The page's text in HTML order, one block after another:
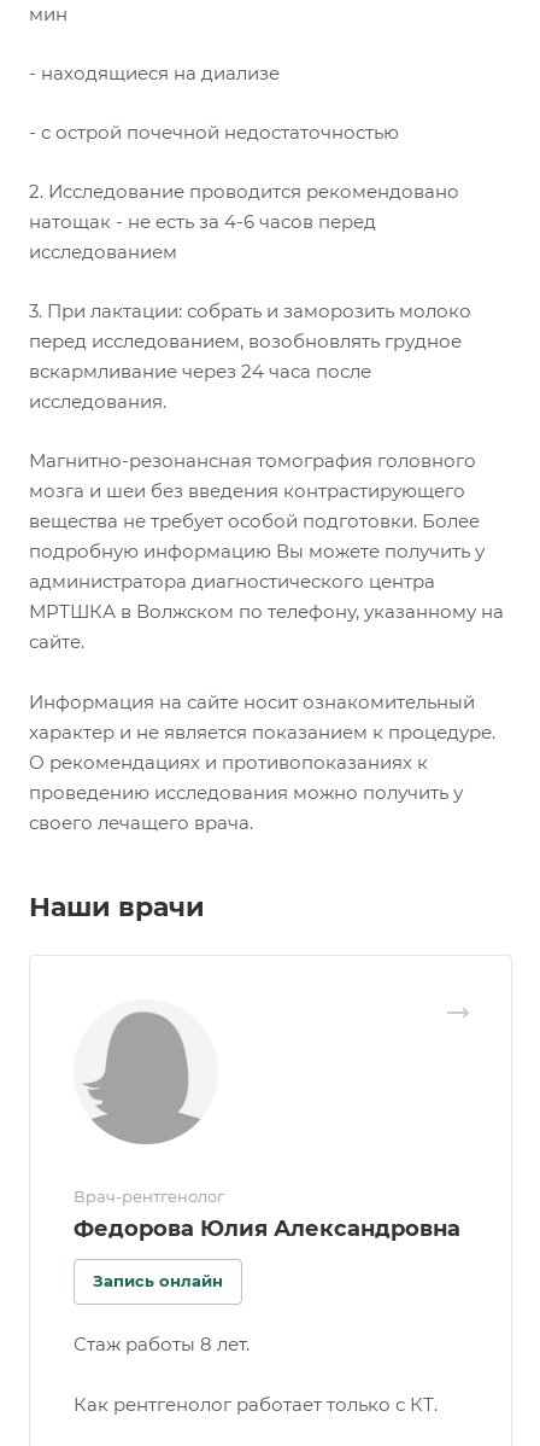
мин
- находящиеся на диализе
- с острой почечной недостаточностью
2. Исследование проводится рекомендовано
натощак - не есть за 4-6 часов перед
исследованием
3. При лактации: собрать и заморозить молоко
перед исследованием, возобновлять грудное
вскармливание через 24 часа после
исследования.
Магнитно-резонансная томография головного
мозга и шеи без введения контрастирующего
вещества не требует особой подготовки. Более
подробную информацию Вы можете получить у
администратора диагностического центра
МРТШКА в Волжском по телефону, указанному на
сайте.
Информация на сайте носит ознакомительный
характер и не является показанием к процедуре.
О рекомендациях и противопоказаниях к
проведению исследования можно получить у
своего лечащего врача.
Наши врачи
Врач-рентгенолог
Федорова Юлия Александровна
Запись онлайн
Стаж работы 8 лет.
Как рентгенолог работает только с КТ.